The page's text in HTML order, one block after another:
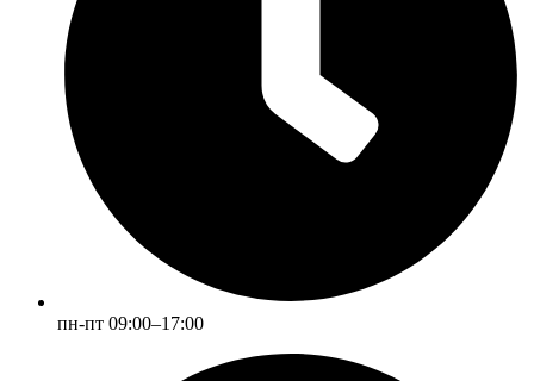
пн-пт 09:00–17:00